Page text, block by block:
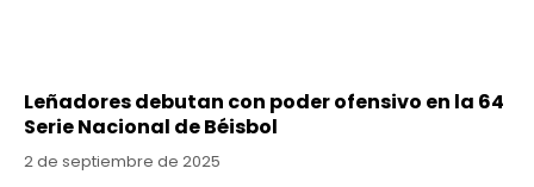
Leñadores debutan con poder ofensivo en la 64
Serie Nacional de Béisbol
2 de septiembre de 2025